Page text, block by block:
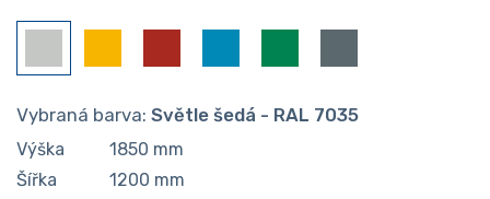
Vybraná barva: Světle šedá - RAL 7035
Výška 1850 mm
Šířka
1200 mm